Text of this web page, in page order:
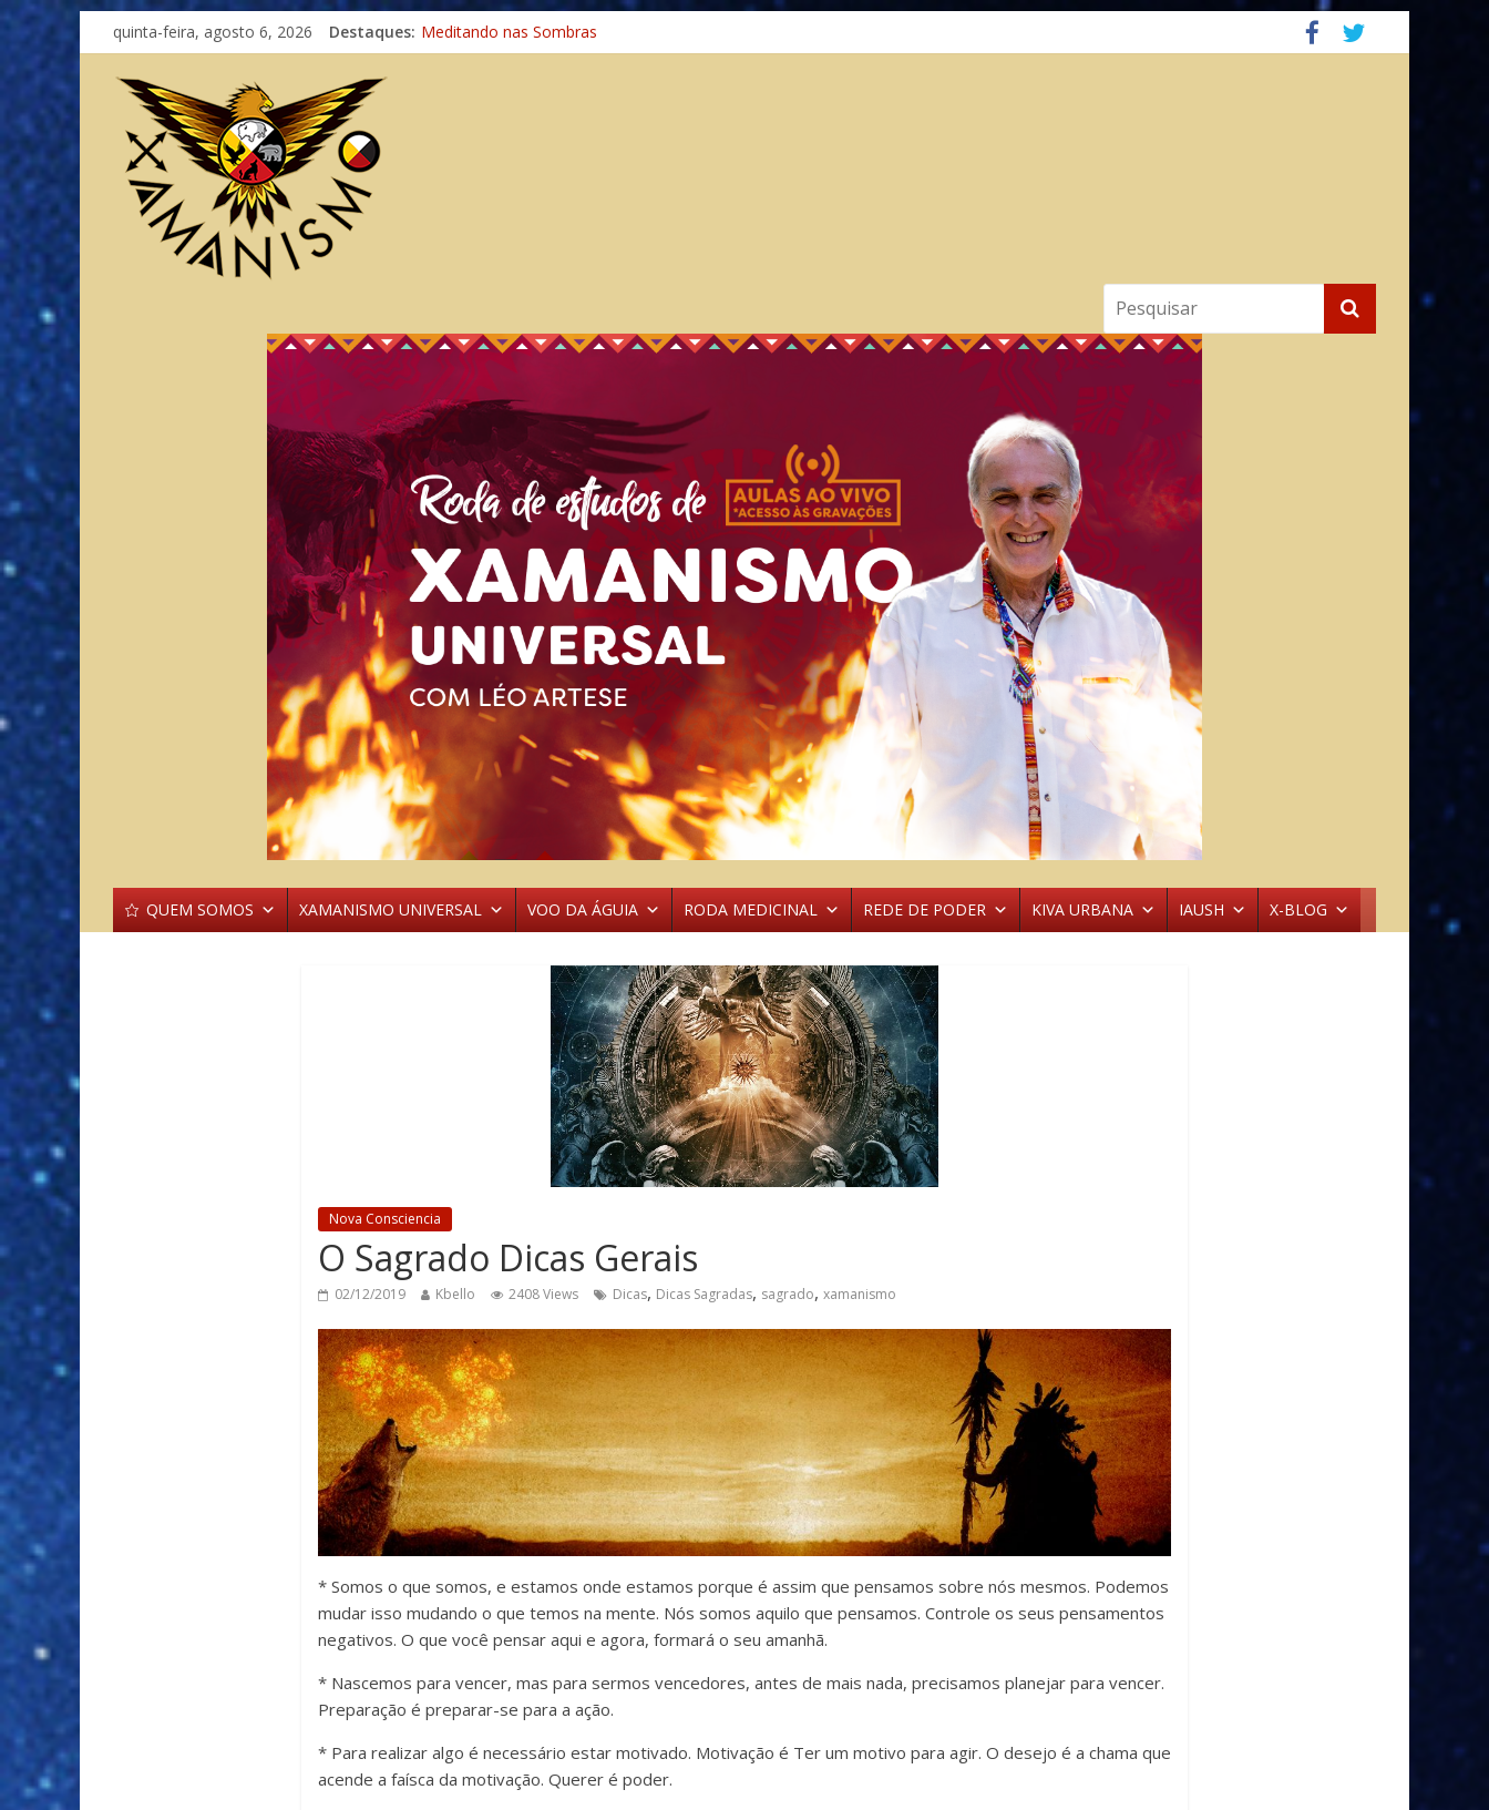
quinta-feira, agosto 6, 2026 Destaques: Meditando nas Sombras
Autosuficiência: A Jornada do Espírito Ancestral
QUEM SOMOS XAMANISMO UNIVERSAL VOO DA ÁGUIA RODA MEDICINAL REDE DE PODER KIVA URBANA IAUSH X-BLOG
Nova Consciencia
O Sagrado Dicas Gerais
02/12/2019 Kbello 2408 Views Dicas, Dicas Sagradas, sagrado, xamanismo
* Somos o que somos, e estamos onde estamos porque é assim que pensamos sobre nós mesmos. Podemos
mudar isso mudando o que temos na mente. Nós somos aquilo que pensamos. Controle os seus pensamentos
negativos. O que você pensar aqui e agora, formará o seu amanhã.
* Nascemos para vencer, mas para sermos vencedores, antes de mais nada, precisamos planejar para vencer.
Preparação é preparar-se para a ação.
* Para realizar algo é necessário estar motivado. Motivação é Ter um motivo para agir. O desejo é a chama que
acende a faísca da motivação. Querer é poder.